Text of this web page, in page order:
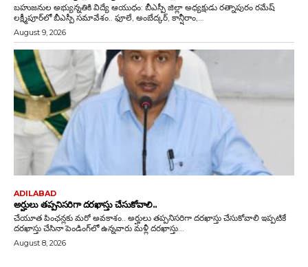
బహుజనుల అభ్యున్నతికి విద్యే ఆయుధం: బీఎస్పీ జిల్లా అధ్యక్షుడు రత్నాపురం రమేష్
లక్ష్మీపూర్‌లో బీఎస్పీ సమావేశం.. ఫూలే, అంబేద్కర్, కాన్షీరాం,...
August 9, 2026
ADILABAD
అర్హులు తప్పనిసరిగా దరఖాస్తు చేసుకోవాలి..
చేయూత పింఛన్లకు మరో అవకాశం.. అర్హులు తప్పనిసరిగా దరఖాస్తు చేసుకోవాలి ఇప్పటికే
దరఖాస్తు చేసినా పెండింగ్‌లో ఉన్నవారు మళ్లీ దరఖాస్తు...
August 8, 2026